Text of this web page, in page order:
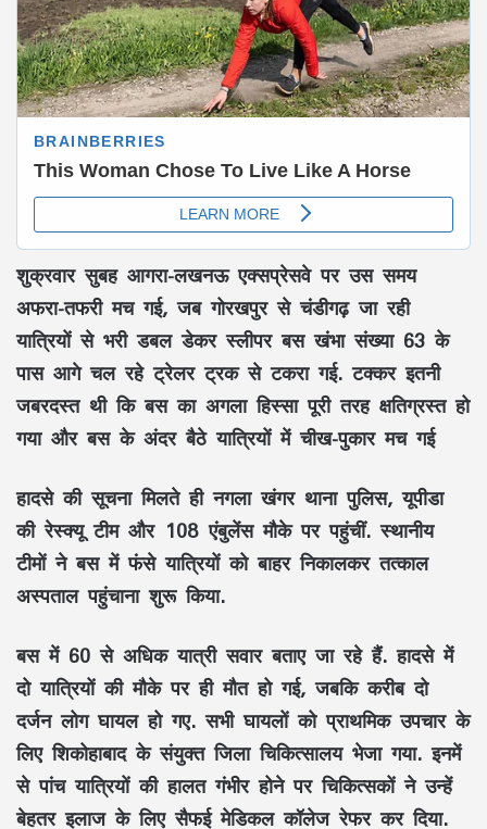
शुक्रवार सुबह आगरा-लखनऊ एक्सप्रेसवे पर उस समय
अफरा-तफरी मच गई, जब गोरखपुर से चंडीगढ़ जा रही
यात्रियों से भरी डबल डेकर स्लीपर बस खंभा संख्या 63 के
पास आगे चल रहे ट्रेलर ट्रक से टकरा गई. टक्कर इतनी
जबरदस्त थी कि बस का अगला हिस्सा पूरी तरह क्षतिग्रस्त हो
गया और बस के अंदर बैठे यात्रियों में चीख-पुकार मच गई
हादसे की सूचना मिलते ही नगला खंगर थाना पुलिस, यूपीडा
की रेस्क्यू टीम और 108 एंबुलेंस मौके पर पहुंचीं. स्थानीय
टीमों ने बस में फंसे यात्रियों को बाहर निकालकर तत्काल
अस्पताल पहुंचाना शुरू किया.
बस में 60 से अधिक यात्री सवार बताए जा रहे हैं. हादसे में
दो यात्रियों की मौके पर ही मौत हो गई, जबकि करीब दो
दर्जन लोग घायल हो गए. सभी घायलों को प्राथमिक उपचार के
लिए शिकोहाबाद के संयुक्त जिला चिकित्सालय भेजा गया. इनमें
से पांच यात्रियों की हालत गंभीर होने पर चिकित्सकों ने उन्हें
बेहतर इलाज के लिए सैफई मेडिकल कॉलेज रेफर कर दिया.